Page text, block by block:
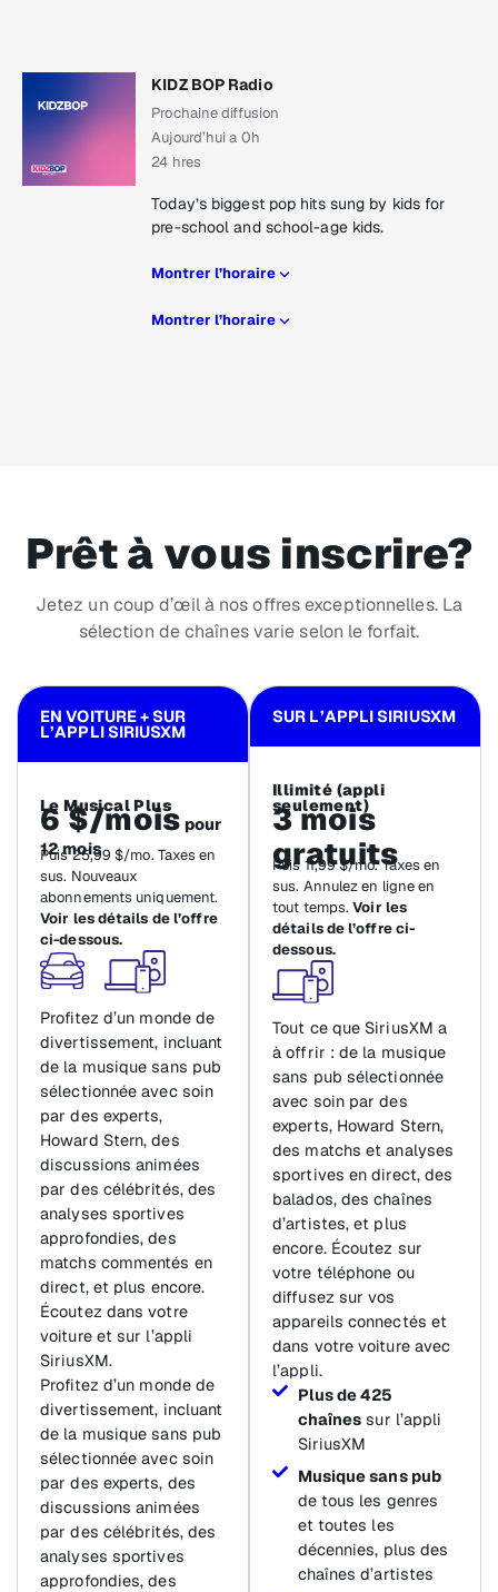
KIDZ BOP Radio
Prochaine diffusion
Aujourd’hui a 0h
24 hres
Today’s biggest pop hits sung by kids for
pre-school and school-age kids.
Montrer l’horaire
Montrer l’horaire
Prêt à vous inscrire?
Jetez un coup d’œil à nos offres exceptionnelles. La
sélection de chaînes varie selon le forfait.
EN VOITURE + SUR
L’APPLI SIRIUSXM
Le Musical Plus
6 $/mois pour
12 mois
Puis 25,99 $/mo. Taxes en
sus. Nouveaux
abonnements uniquement.
Voir les détails de l’offre
ci-dessous.
Profitez d’un monde de
divertissement, incluant
de la musique sans pub
sélectionnée avec soin
par des experts,
Howard Stern, des
discussions animées
par des célébrités, des
analyses sportives
approfondies, des
matchs commentés en
direct, et plus encore.
Écoutez dans votre
voiture et sur l’appli
SiriusXM.
Profitez d’un monde de
divertissement, incluant
de la musique sans pub
sélectionnée avec soin
par des experts, des
discussions animées
par des célébrités, des
analyses sportives
approfondies, des
SUR L’APPLI SIRIUSXM
Illimité (appli
seulement)
3 mois
gratuits
Puis 11,99 $/mo. Taxes en
sus. Annulez en ligne en
tout temps.Voir les
détails de l’offre ci-
dessous.
Tout ce que SiriusXM a
à offrir : de la musique
sans pub sélectionnée
avec soin par des
experts, Howard Stern,
des matchs et analyses
sportives en direct, des
balados, des chaînes
d’artistes, et plus
encore. Écoutez sur
votre téléphone ou
diffusez sur vos
appareils connectés et
dans votre voiture avec
l’appli.
Plus de 425
chaînes sur l’appli
SiriusXM
Musique sans pub
de tous les genres
et toutes les
décennies, plus des
chaînes d’artistes